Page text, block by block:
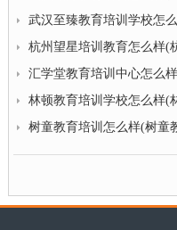
武汉至臻教育培训学校怎
杭州望星培训教育怎么样(
汇学堂教育培训中心怎么
林顿教育培训学校怎么样(
树童教育培训怎么样(树童